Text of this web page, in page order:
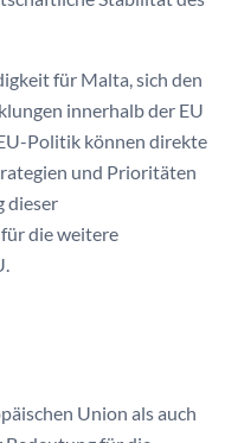
für Malta, sich den
innerhalb der EU
Politik können direkte
und Prioritäten
dieser
die weitere
Union als auch